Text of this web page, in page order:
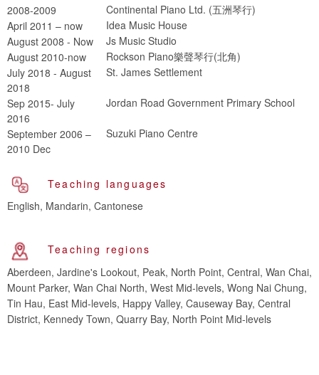
2008-2009
Continental Piano Ltd. (五洲琴行)
April 2011 – now
Idea Music House
August 2008 - Now
Js Music Studio
August 2010-now
Rockson Piano樂聲琴行(北角)
July 2018 - August
2018
St. James Settlement
Sep 2015- July
2016
Jordan Road Government Primary School
September 2006 –
2010 Dec
Suzuki Piano Centre
Teaching languages
English, Mandarin, Cantonese
Teaching regions
Aberdeen, Jardine's Lookout, Peak, North Point, Central, Wan Chai,
Mount Parker, Wan Chai North, West Mid-levels, Wong Nai Chung,
Tin Hau, East Mid-levels, Happy Valley, Causeway Bay, Central
District, Kennedy Town, Quarry Bay, North Point Mid-levels